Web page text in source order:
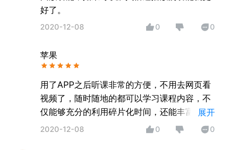
好了。
2020-12-08 0 0
苹果
用了APP之后听课非常的方便，不用去网页看
视频了，随时随地的都可以学习课程内容，不
仅能够充分的利用碎片化时间，还能丰富自己
的知识认知。
展开
2020-12-08 0 0